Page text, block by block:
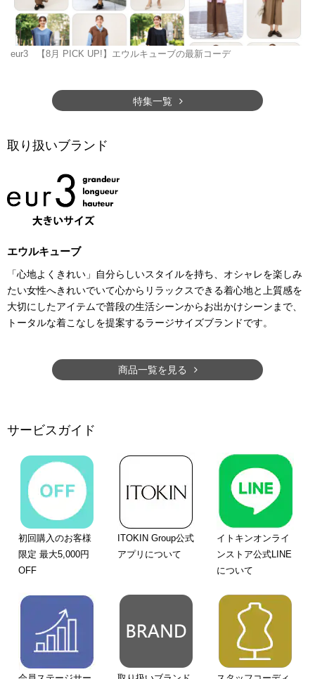
eur3 【8月 PICK UP!】エウルキューブの最新コーデ
特集一覧
取り扱いブランド
エウルキューブ
「心地よくきれい」自分らしいスタイルを持ち、オシャレを楽しみ
たい女性へきれいでいて心からリラックスできる着心地と上質感を
大切にしたアイテムで普段の生活シーンからお出かけシーンまで、
トータルな着こなしを提案するラージサイズブランドです。
商品一覧を見る
サービスガイド
初回購入のお客様
限定 最大5,000円
OFF
ITOKIN Group公式
アプリについて
イトキンオンライ
ンストア公式LINE
について